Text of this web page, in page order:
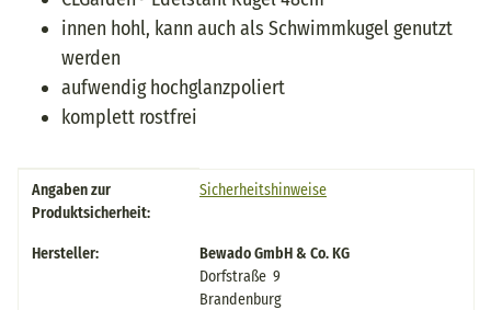
innen hohl, kann auch als Schwimmkugel genutzt
werden
aufwendig hochglanzpoliert
komplett rostfrei
Produkteigenschaft
Wert
Angaben zur
Produktsicherheit:
Sicherheitshinweise
Hersteller:
Bewado GmbH & Co. KG
Dorfstraße 9
Brandenburg